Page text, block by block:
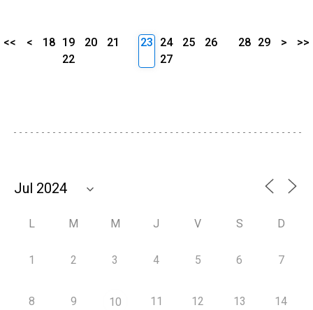
<< < 18 19 20
21
22
23 24 25
26
27
28 29 > >>
L M M J V S D
1 2 3 4 5 6 7
8 9 10 11 12 13 14